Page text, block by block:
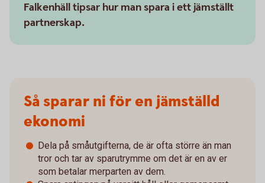
Falkenhäll tipsar hur man spara i ett jämställt
partnerskap.
Så sparar ni för en jämställd
ekonomi
Dela på småutgifterna, de är ofta större än man
tror och tar av sparutrymme om det är en av er
som betalar merparten av dem.